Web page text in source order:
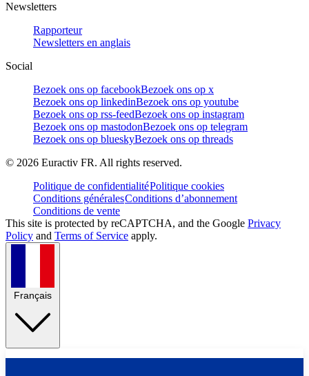
Newsletters
Rapporteur
Newsletters en anglais
Social
Bezoek ons op facebookBezoek ons op x
Bezoek ons op linkedinBezoek ons op youtube
Bezoek ons op rss-feedBezoek ons op instagram
Bezoek ons op mastodonBezoek ons op telegram
Bezoek ons op blueskyBezoek ons op threads
© 2026 Euractiv FR. All rights reserved.
Politique de confidentialitéPolitique cookies
Conditions généralesConditions d’abonnement
Conditions de vente
This site is protected by reCAPTCHA, and the Google Privacy
Policy and Terms of Service apply.
Français